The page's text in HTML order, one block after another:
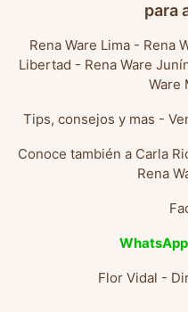
para
Rena Ware Lima- Rena
Libertad - Rena Ware
Ware
Tips, consejos y mas -
Conoce también a Carla
Rena
Flor Vidal -